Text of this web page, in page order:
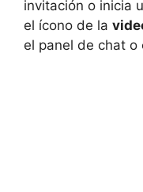
invitación o inicia
el ícono de la
el panel de chat o